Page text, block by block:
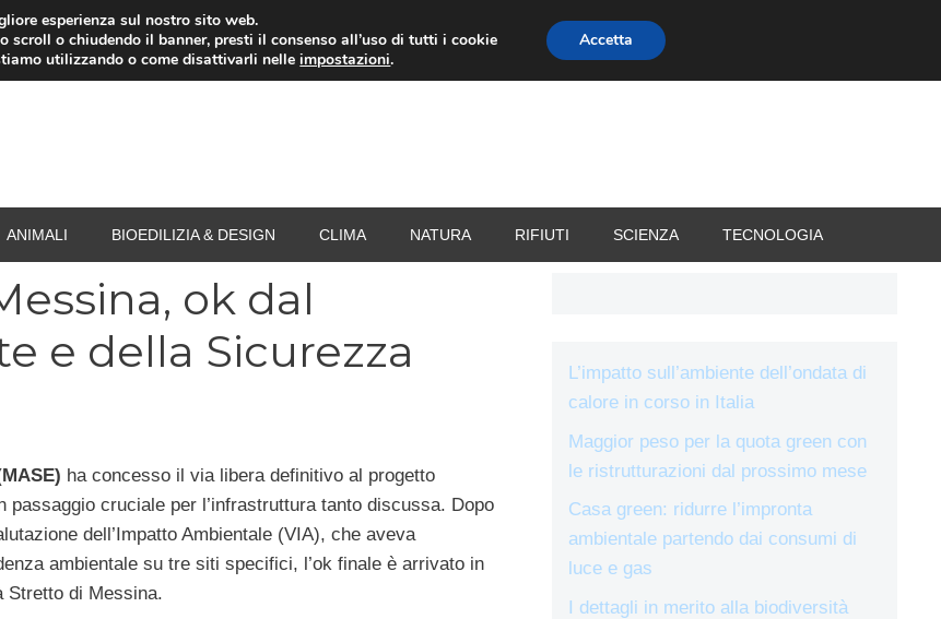
ENERGETICO SPESA TERMOVALORIZZATORI VACANZE
ANIMALI BIOEDILIZIA & DESIGN CLIMA NATURA RIFIUTI SCIENZA TECNOLOGIA
ok dal
e della Sicurezza
ha concesso il via libera definitivo al progetto
passaggio cruciale per l’infrastruttura tanto discussa. Dopo
dell’Impatto Ambientale (VIA), che aveva
ambientale su tre siti specifici, l’ok finale è arrivato in
Stretto di Messina.
L’impatto sull’ambiente dell’ondata di
calore in corso in Italia
Maggior peso per la quota green con
le ristrutturazioni dal prossimo mese
Casa green: ridurre l’impronta
ambientale partendo dai consumi di
luce e gas
I dettagli in merito alla biodiversità
esperienza sul nostro sito web.
scroll o chiudendo il banner, presti il consenso all’uso di tutti i cookie
utilizzando o come disattivarli nelleimpostazioni.
Accetta